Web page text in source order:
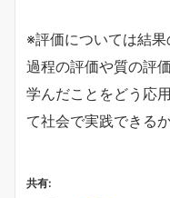
※評価については結果
過程の評価や質の評
学んだことをどう応
て社会で実践できる
共有: